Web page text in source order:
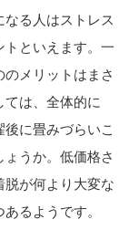
る人はストレス
トといえます。一
メリットはまさ
は、全体的に
に畳みづらいこ
うか。低価格さ
脱が何より大変な
るようです。